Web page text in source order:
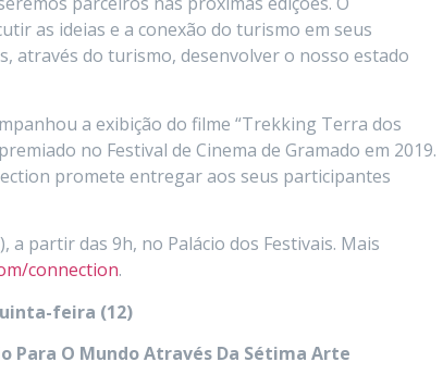
as ideias e a conexão do turismo em seus
através do turismo, desenvolver o nosso estado
a exibição do filme “Trekking Terra dos
no Festival de Cinema de Gramado em 2019.
promete entregar aos seus participantes
partir das 9h, no Palácio dos Festivais. Mais
connection.
feira (12)
Para O Mundo Através Da Sétima Arte